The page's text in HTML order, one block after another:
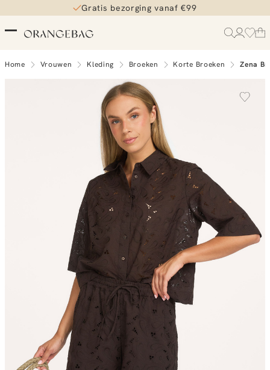
Gratis bezorging vanaf €99
Home Vrouwen Kleding Broeken Korte Broeken Zena